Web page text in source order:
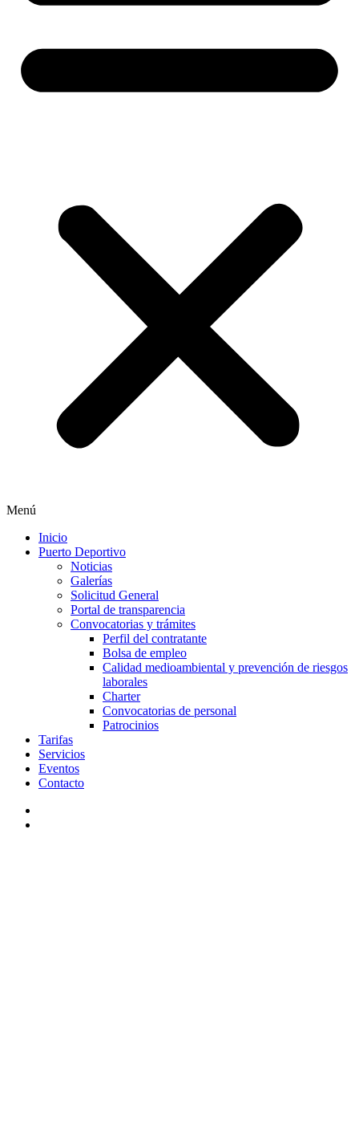
Menú
Inicio
Puerto Deportivo
Noticias
Galerías
Solicitud General
Portal de transparencia
Convocatorias y trámites
Perfil del contratante
Bolsa de empleo
Calidad medioambiental y prevención de riesgos
laborales
Charter
Convocatorias de personal
Patrocinios
Tarifas
Servicios
Eventos
Contacto